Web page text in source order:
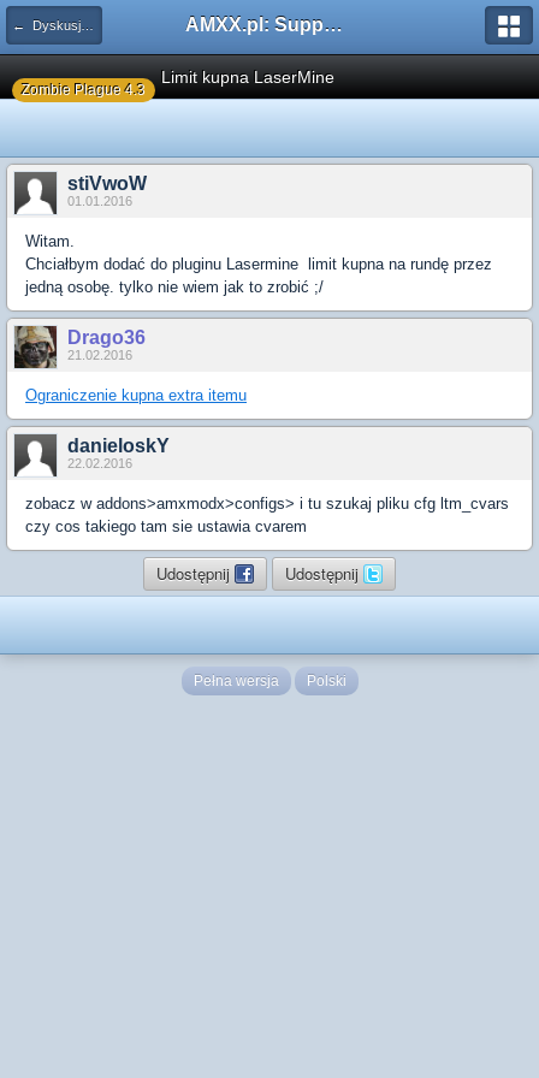
← Dyskusje/Pomysły/Pytania AMXX.pl: Support AMX Mod X i SourceMod
Zombie Plague 4.3
Limit kupna LaserMine
stiVwoW
01.01.2016
Witam.
Chciałbym dodać do pluginu Lasermine limit kupna na rundę przez
jedną osobę. tylko nie wiem jak to zrobić ;/
Drago36
21.02.2016
Ograniczenie kupna extra itemu
danieloskY
22.02.2016
zobacz w addons>amxmodx>configs> i tu szukaj pliku cfg ltm_cvars
czy cos takiego tam sie ustawia cvarem
Udostępnij Udostępnij
Pełna wersja Polski